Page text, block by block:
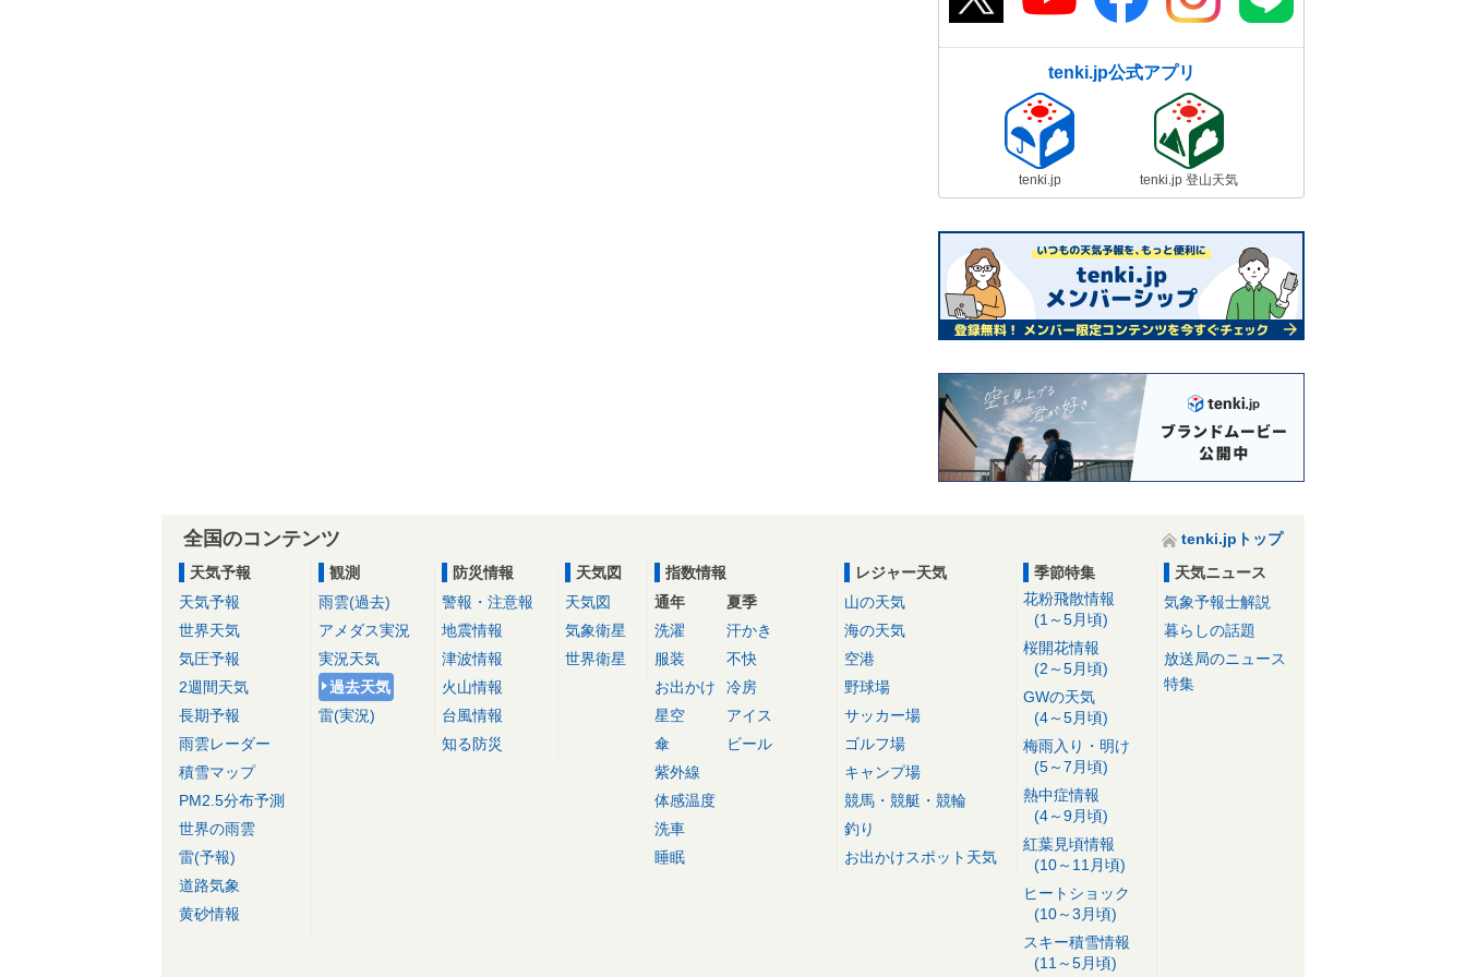
tenki.jp公式アプリ
tenki.jp tenki.jp 登山天気
全国のコンテンツ
tenki.jpトップ
天気予報
天気予報
世界天気
気圧予報
2週間天気
長期予報
雨雲レーダー
積雪マップ
PM2.5分布予測
世界の雨雲
雷(予報)
道路気象
黄砂情報
観測
雨雲(過去)
アメダス実況
実況天気
過去天気
雷(実況)
防災情報
警報・注意報
地震情報
津波情報
火山情報
台風情報
知る防災
天気図
天気図
気象衛星
世界衛星
指数情報
通年
洗濯
服装
お出かけ
星空
傘
紫外線
体感温度
洗車
睡眠
夏季
汗かき
不快
冷房
アイス
ビール
レジャー天気
山の天気
海の天気
空港
野球場
サッカー場
ゴルフ場
キャンプ場
競馬・競艇・競輪
釣り
お出かけスポット天気
季節特集
花粉飛散情報
(1～5月頃)
桜開花情報
(2～5月頃)
GWの天気
(4～5月頃)
梅雨入り・明け
(5～7月頃)
熱中症情報
(4～9月頃)
紅葉見頃情報
(10～11月頃)
ヒートショック
(10～3月頃)
スキー積雪情報
(11～5月頃)
天気ニュース
気象予報士解説
暮らしの話題
放送局のニュース
特集